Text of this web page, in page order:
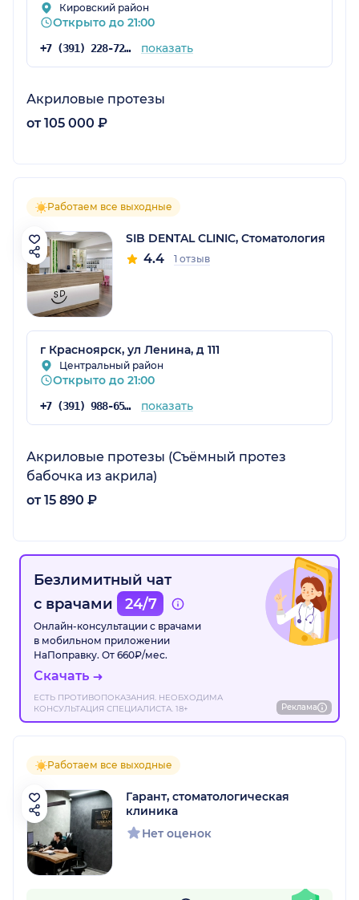
Кировский район
Открыто до 21:00
+7 (391) 228-72-76 показать
Акриловые протезы
от 105 000 ₽
Работаем все выходные
SIB DENTAL CLINIC, Стоматология
4.4 1 отзыв
г Красноярск, ул Ленина, д 111
Центральный район
Открыто до 21:00
+7 (391) 988-65-42 показать
Акриловые протезы (Съёмный протез
бабочка из акрила)
от 15 890 ₽
Безлимитный чат
с врачами
24/7
Онлайн-консультации с врачами
в мобильном приложении
НаПоправку. От 660₽/мес.
Скачать
ЕСТЬ ПРОТИВОПОКАЗАНИЯ. НЕОБХОДИМА
КОНСУЛЬТАЦИЯ СПЕЦИАЛИСТА. 18+
Реклама
Работаем все выходные
Гарант, стоматологическая
клиника
Нет оценок